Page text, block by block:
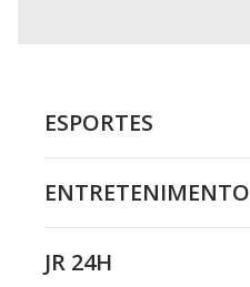
ESPORTES
ENTRETENIMENTO
JR 24H